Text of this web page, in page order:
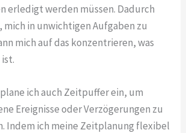
erledigt werden müssen. Dadurch
mich in unwichtigen Aufgaben zu
mich auf das konzentrieren, was
ich auch Zeitpuffer ein, um
Ereignisse oder Verzögerungen zu
Indem ich meine Zeitplanung flexibel